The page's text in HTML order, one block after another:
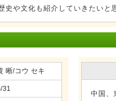
や文化も紹介していきたいと
晰/コウ セキ
31
中国、